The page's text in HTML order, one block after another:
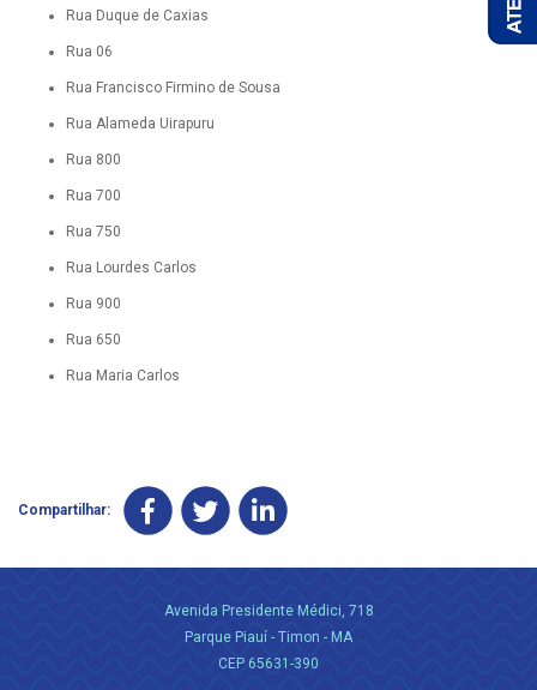
Rua Duque de Caxias
Rua 06
Rua Francisco Firmino de Sousa
Rua Alameda Uirapuru
Rua 800
Rua 700
Rua 750
Rua Lourdes Carlos
Rua 900
Rua 650
Rua Maria Carlos
Compartilhar:
Avenida Presidente Médici, 718
Parque Piauí - Timon - MA
CEP 65631-390